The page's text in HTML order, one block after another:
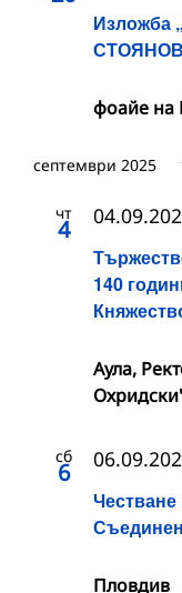
фоайе на
септември 2025
чт
4
140
Аула,
сб
6
Честване
Пловдив